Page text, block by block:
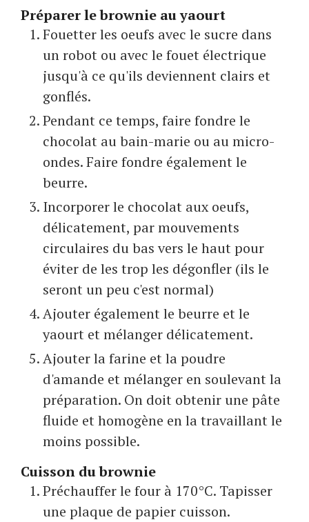
Préparer le brownie au yaourt
Fouetter les oeufs avec le sucre dans
un robot ou avec le fouet électrique
jusqu'à ce qu'ils deviennent clairs et
gonflés.
Pendant ce temps, faire fondre le
chocolat au bain-marie ou au micro-
ondes. Faire fondre également le
beurre.
Incorporer le chocolat aux oeufs,
délicatement, par mouvements
circulaires du bas vers le haut pour
éviter de les trop les dégonfler (ils le
seront un peu c'est normal)
Ajouter également le beurre et le
yaourt et mélanger délicatement.
Ajouter la farine et la poudre
d'amande et mélanger en soulevant la
préparation. On doit obtenir une pâte
fluide et homogène en la travaillant le
moins possible.
Cuisson du brownie
Préchauffer le four à 170°C. Tapisser
une plaque de papier cuisson.